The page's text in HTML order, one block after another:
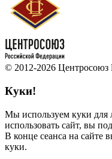
© 2012-2026 Центросоюз
Куки!
Мы используем куки для
использовать сайт, вы
В конце сеанса на сайте
куки.